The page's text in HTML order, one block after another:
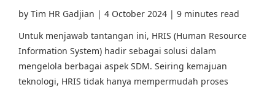
by Tim HR Gadjian | 4 October 2024 | 9 minutes read
Untuk menjawab tantangan ini, HRIS (Human Resource
Information System) hadir sebagai solusi dalam
mengelola berbagai aspek SDM. Seiring kemajuan
teknologi, HRIS tidak hanya mempermudah proses